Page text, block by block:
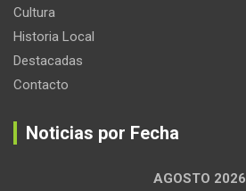
Cultura
Historia Local
Destacadas
Contacto
Noticias por Fecha
AGOSTO 2026